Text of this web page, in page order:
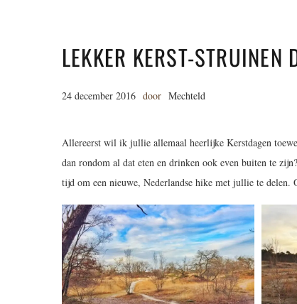
LEKKER KERST-STRUINEN
24 december 2016 door Mechteld
Allereerst wil ik jullie allemaal heerlijke Kerstdagen
dan rondom al dat eten en drinken ook even buiten te
tijd om een nieuwe, Nederlandse hike met jullie te delen.